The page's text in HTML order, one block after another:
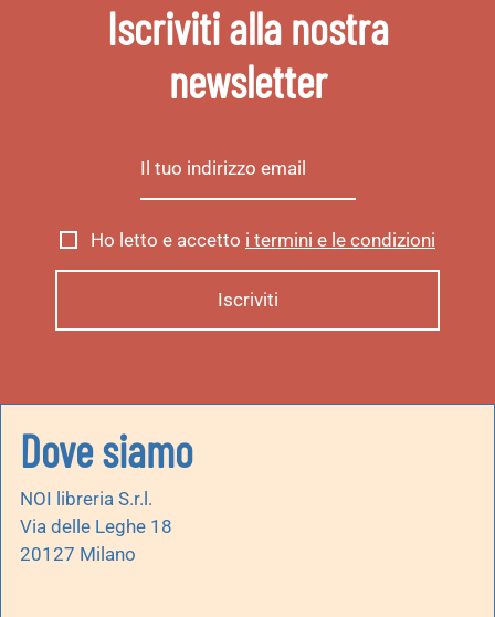
Iscriviti alla nostra
newsletter
Ho letto e accetto i termini e le condizioni
Dove siamo
NOI libreria S.r.l.
Via delle Leghe 18
20127 Milano